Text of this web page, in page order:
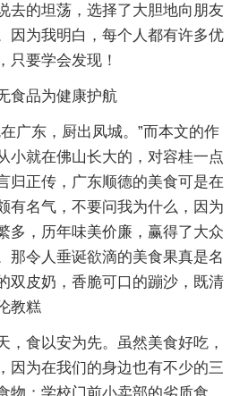
去的坦荡，选择了大胆地向朋友
因为我明白，每个人都有许多优
只要学会发现！
食品为健康护航
广东，厨出凤城。”而本文的作
小就在佛山长大的，对容桂一点
归正传，广东顺德的美食可是在
有名气，不要问我为什么，因为
多，历年味美价廉，赢得了大众
那令人垂诞欲滴的美食果真是名
双皮奶，香脆可口的蹦沙，既清
教糕
，食以安为先。虽然美食好吃，
因为在我们的身边也有不少的三
物；学校门前小卖部的劣质食